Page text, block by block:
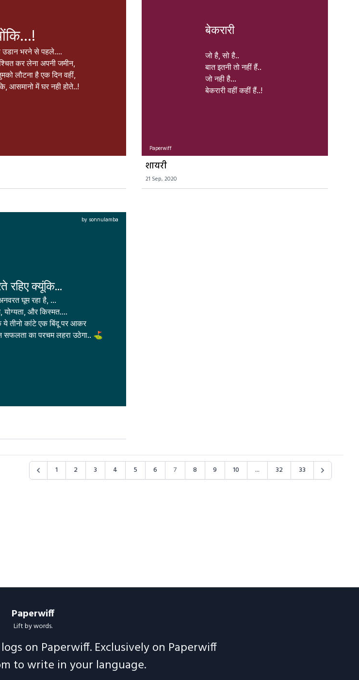
उडान भरने से पहले....
कर लेना अपनी जमीन,
लौटना है एक दिन वहीं,
आसमानो में घर नही होते..!
बेकरारी
जो है, सो है..
बात इतनी तो नहीं हैं..
जो नही है...
बेकरारी वहीं कहीं हैं..!
Paperwiff
शायरी
21 Sep, 2020
रहिए क्यूंकि...
घूम रहा है, ...
योग्यता, और किस्मत....
ये तीनो कांटे एक बिंदू पर आकर
सफलता का परचम लहरा उठेगा.. ⛳
by sonnulamba
1 2 3 4 5 6 7 8 9 10 ... 32 33
Paperwiff
Lift by words.
on Paperwiff. Exclusively on Paperwiff
to write in your language.